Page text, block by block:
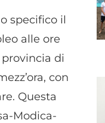
specifico il
alle ore
di
con
Questa
Modica-